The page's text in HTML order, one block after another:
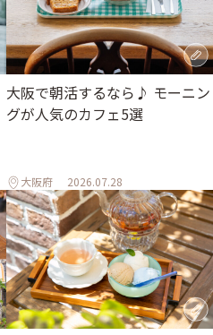
大阪で朝活するなら♪ モーニン
グが人気のカフェ5選
大阪府 2026.07.28